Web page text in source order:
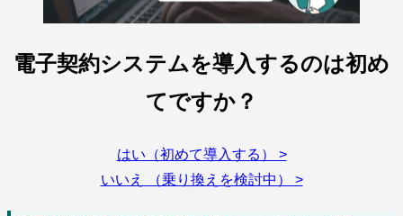
電子契約システムを導入するのは初め
てですか？
はい（初めて導入する） >
いいえ （乗り換えを検討中） >